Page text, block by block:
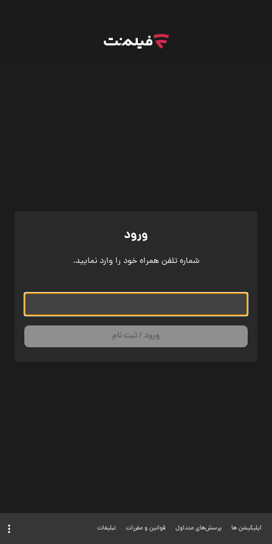
ورود
شماره تلفن همراه خود را وارد نمایید.
ورود / ثبت نام
اپلیکیشن ها پرسش‌های متداول قوانین و مقررات تبلیغات